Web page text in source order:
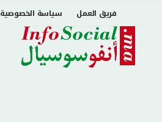
فريق العمل سياسة الخصوصية